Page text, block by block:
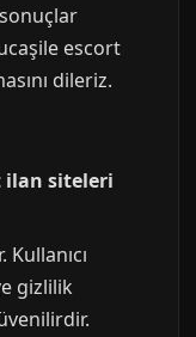
escort
dileriz.
ilan siteleri
gizlilik